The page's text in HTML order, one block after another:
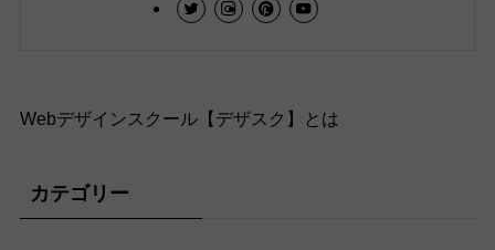
Webデザインスクール【デザスク】とは
カテゴリー